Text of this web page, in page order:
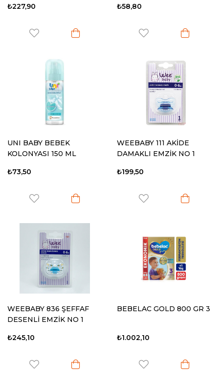
₺227,90 ₺58,80
UNI BABY BEBEK
KOLONYASI 150 ML
₺73,50
WEEBABY 111 AKİDE
DAMAKLI EMZİK NO 1
₺199,50
WEEBABY 836 ŞEFFAF
DESENLİ EMZİK NO 1
₺245,10
BEBELAC GOLD 800 GR 3
₺1.002,10